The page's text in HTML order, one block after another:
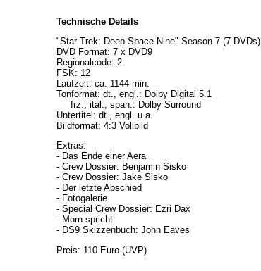
Technische Details
"Star Trek: Deep Space Nine" Season 7 (7 DVDs)
DVD Format: 7 x DVD9
Regionalcode: 2
FSK: 12
Laufzeit: ca. 1144 min.
Tonformat: dt., engl.: Dolby Digital 5.1
frz., ital., span.: Dolby Surround
Untertitel: dt., engl. u.a.
Bildformat: 4:3 Vollbild
Extras:
- Das Ende einer Aera
- Crew Dossier: Benjamin Sisko
- Crew Dossier: Jake Sisko
- Der letzte Abschied
- Fotogalerie
- Special Crew Dossier: Ezri Dax
- Morn spricht
- DS9 Skizzenbuch: John Eaves
Preis: 110 Euro (UVP)